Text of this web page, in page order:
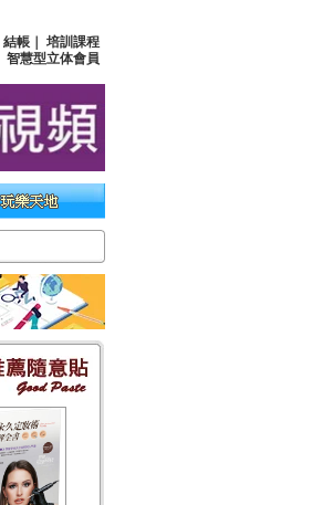
結帳
培訓課程
智慧型立体會員